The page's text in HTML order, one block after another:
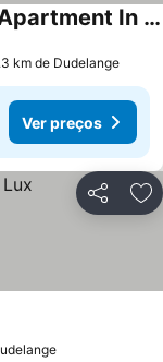
Very Nice Room In A Beautiful Apartment In Mondorf Les Bains
km de Dudelange
Ver preços
Partilhar